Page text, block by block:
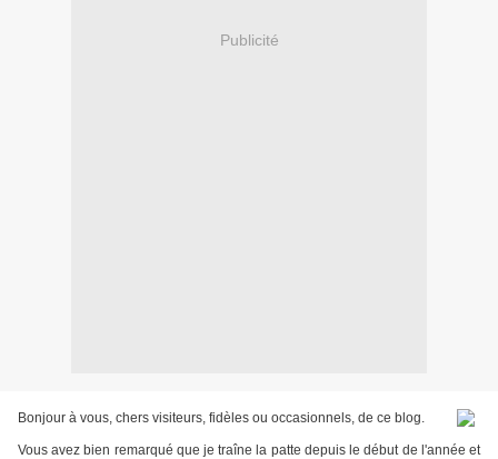
Publicité
Bonjour à vous, chers visiteurs, fidèles ou occasionnels, de ce blog.
Vous avez bien remarqué que je traîne la patte depuis le début de l'année et